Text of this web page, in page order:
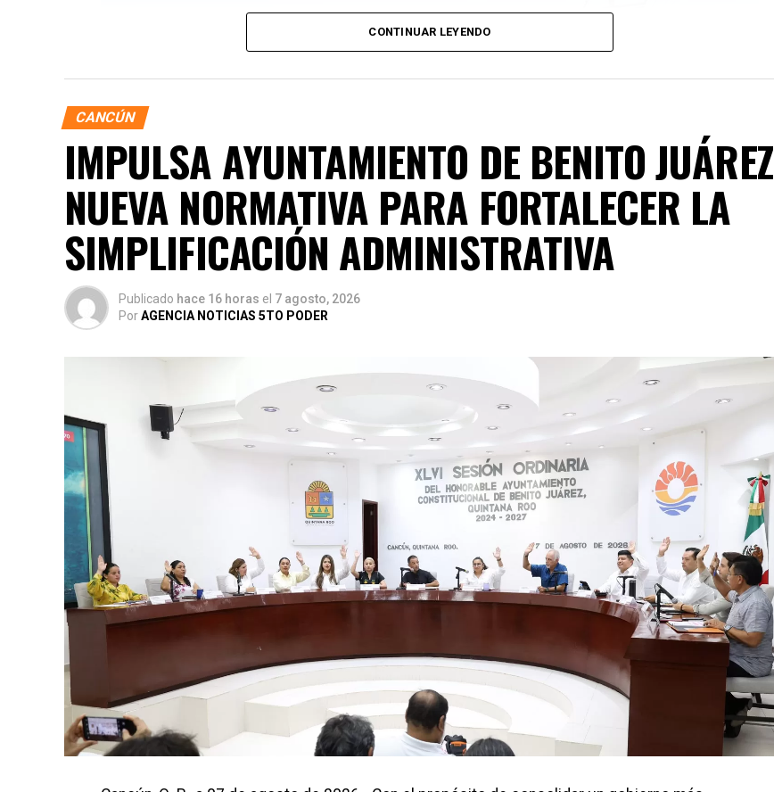
Posteriormente, en la Supermanzana 238, se atendió la solicitud de vecinos mediante el
desazolve de un pozo pluvial localizado en el cruce de la Calle 53 con Calle 112. Con apoyo de
una máquina perforadora y una unidad Vactor, se liberó el captador para prevenir
encharcamientos y mejorar el flujo hidráulico, lo que fue reconocido por la comunidad como
una respuesta oportuna del gobierno municipal.
Las labores continuaron en la Supermanzana 236, donde se reconstruyó la losa de bóveda y se
instaló una nueva rejilla en un pozo dañado por el tránsito de vehículos pesados. De manera
simultánea, se recuperó un espacio público utilizado como basurero clandestino, del cual se
han retirado aproximadamente 150 toneladas de escombros, cacharros y desechos vegetales.
Se estima que el saneamiento concluirá en dos días.
Finalmente, las Unidades Verdes de SIRESOL Cancún reforzarán la vigilancia para evitar que el
área vuelva a convertirse en punto de disposición ilegal de basura. El Ayuntamiento exhortó a
la ciudadanía a reportar estas prácticas y sumarse al esfuerzo colectivo para mantener un
CONTINUAR LEYENDO
CANCÚN
IMPULSA AYUNTAMIENTO DE BENITO JUÁREZ
NUEVA NORMATIVA PARA FORTALECER LA
SIMPLIFICACIÓN ADMINISTRATIVA
Publicado hace 16 horas el 7 agosto, 2026
PorAGENCIA NOTICIAS 5TO PODER